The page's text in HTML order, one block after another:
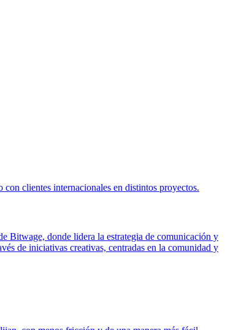
clientes internacionales en distintos proyectos.
Bitwage, donde lidera la estrategia de comunicación y
de iniciativas creativas, centradas en la comunidad y